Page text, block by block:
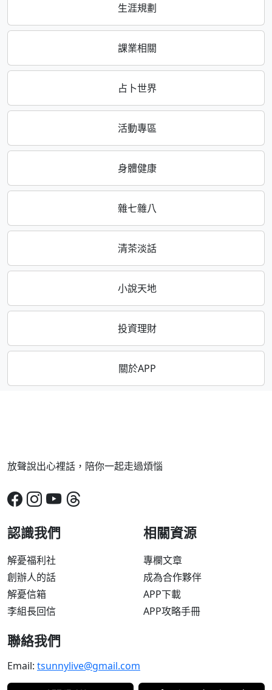
生涯規劃
課業相關
占卜世界
活動專區
身體健康
雜七雜八
清茶淡話
小說天地
投資理財
關於APP
放聲說出心裡話，陪你一起走過煩惱
認識我們
解憂福利社
創辦人的話
解憂信箱
李組長回信
相關資源
專欄文章
成為合作夥伴
APP下載
APP攻略手冊
聯絡我們
Email: tsunnylive@gmail.com